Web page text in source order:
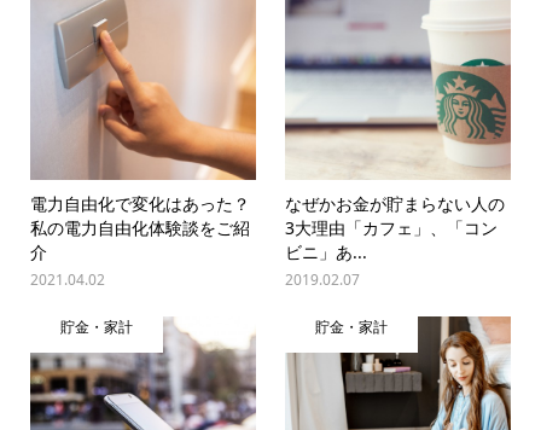
電力自由化で変化はあった？
私の電力自由化体験談をご紹
介
2021.04.02
なぜかお金が貯まらない人の
3大理由「カフェ」、「コン
ビニ」あ...
2019.02.07
貯金・家計 貯金・家計